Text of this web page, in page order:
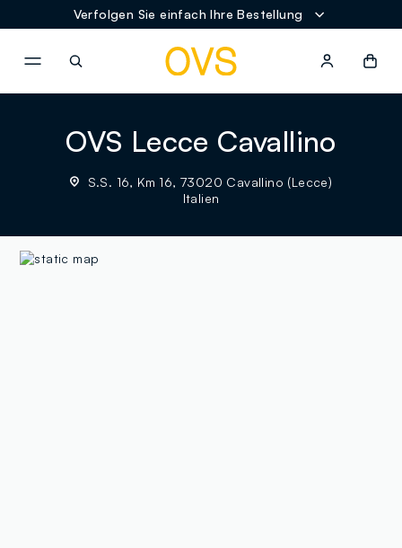
Verfolgen Sie einfach Ihre Bestellung
OVS Lecce Cavallino
S.S. 16, Km 16, 73020 Cavallino (Lecce)
Italien